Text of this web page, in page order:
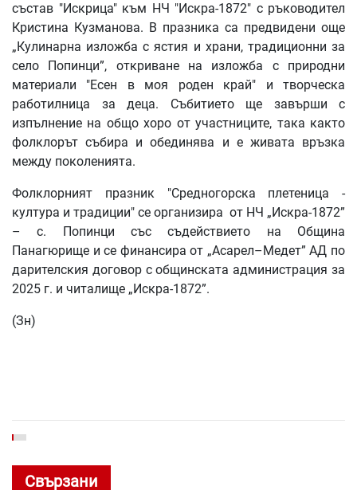
състав "Искрица" към НЧ "Искра-1872" с ръководител
Кристина Кузманова. В празника са предвидени още
„Кулинарна изложба с ястия и храни, традиционни за
село Попинци”, откриване на изложба с природни
материали "Есен в моя роден край" и творческа
работилница за деца. Събитието ще завърши с
изпълнение на общо хоро от участниците, така както
фолклорът събира и обединява и е живата връзка
между поколенията.
Фолклорният празник "Средногорска плетеница -
култура и традиции" се организира от НЧ „Искра-1872”
– с. Попинци със съдействието на Община
Панагюрище и се финансира от „Асарел–Медет” АД по
дарителския договор с общинската администрация за
2025 г. и читалище „Искра-1872”.
(Зн)
Свързани